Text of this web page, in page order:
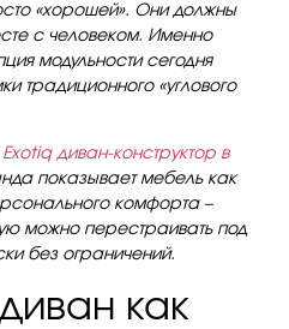
«хорошей». Они должны
с человеком. Именно
модульности сегодня
традиционного «углового
Exotiq диван-конструктор в
показывает мебель как
комфорта –
можно перестраивать под
без ограничений.
как